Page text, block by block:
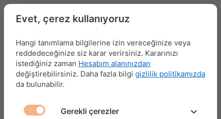
Menü Kampanyalar Yeni Ürünler Giriş yap
Evet, çerez kullanıyoruz
Hangi tanımlama bilgilerine izin vereceğinize veya
reddedeceğinize siz karar verirsiniz. Kararınızı
istediğiniz zaman Hesabım alanınızdan
değiştirebilirsiniz. Daha fazla bilgi gizlilik politikamızda
da bulunabilir.
Gerekli çerezler